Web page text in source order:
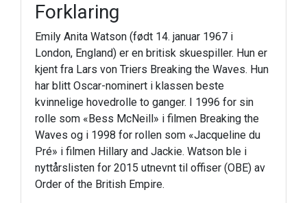
Forklaring
Emily Anita Watson (født 14. januar 1967 i
London, England) er en britisk skuespiller. Hun er
kjent fra Lars von Triers Breaking the Waves. Hun
har blitt Oscar-nominert i klassen beste
kvinnelige hovedrolle to ganger. I 1996 for sin
rolle som «Bess McNeill» i filmen Breaking the
Waves og i 1998 for rollen som «Jacqueline du
Pré» i filmen Hillary and Jackie. Watson ble i
nyttårslisten for 2015 utnevnt til offiser (OBE) av
Order of the British Empire.